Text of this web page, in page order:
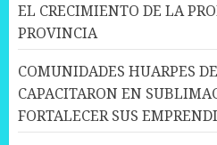
EL CRECIMIENTO DE LA
PROVINCIA
COMUNIDADES HUARPES
CAPACITARON EN
FORTALECER SUS